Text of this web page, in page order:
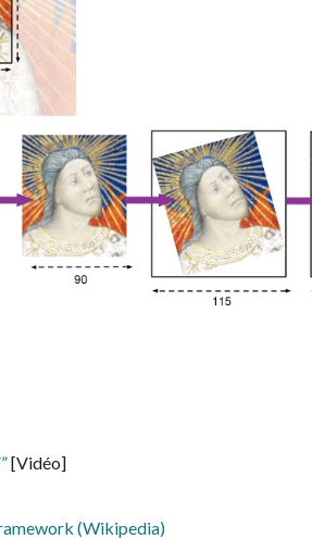
[Vidéo]
(Wikipedia)